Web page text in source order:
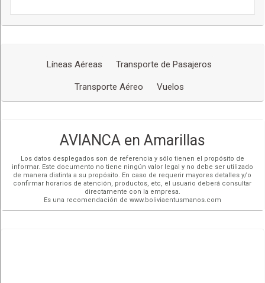
Líneas Aéreas Transporte de Pasajeros
Transporte Aéreo Vuelos
AVIANCA en Amarillas
Los datos desplegados son de referencia y sólo tienen el propósito de
informar. Este documento no tiene ningún valor legal y no debe ser utilizado
de manera distinta a su propósito. En caso de requerir mayores detalles y/o
confirmar horarios de atención, productos, etc, el usuario deberá consultar
directamente con la empresa.
Es una recomendación de www.boliviaentusmanos.com